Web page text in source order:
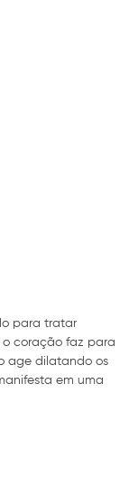
para tratar
o coração faz para
age dilatando os
em uma